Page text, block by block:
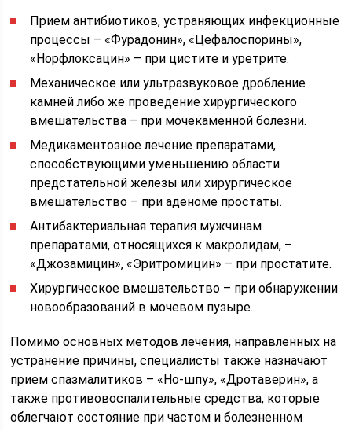
Прием антибиотиков, устраняющих инфекционные
процессы – «Фурадонин», «Цефалоспорины»,
«Норфлоксацин» – при цистите и уретрите.
Механическое или ультразвуковое дробление
камней либо же проведение хирургического
вмешательства – при мочекаменной болезни.
Медикаментозное лечение препаратами,
способствующими уменьшению области
предстательной железы или хирургическое
вмешательство – при аденоме простаты.
Антибактериальная терапия мужчинам
препаратами, относящихся к макролидам, –
«Джозамицин», «Эритромицин» – при простатите.
Хирургическое вмешательство – при обнаружении
новообразований в мочевом пузыре.
Помимо основных методов лечения, направленных на
устранение причины, специалисты также назначают
прием спазмалитиков – «Но-шпу», «Дротаверин», а
также противовоспалительные средства, которые
облегчают состояние при частом и болезненном